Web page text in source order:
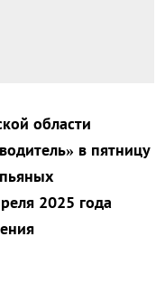
области
в пятницу
2025 года